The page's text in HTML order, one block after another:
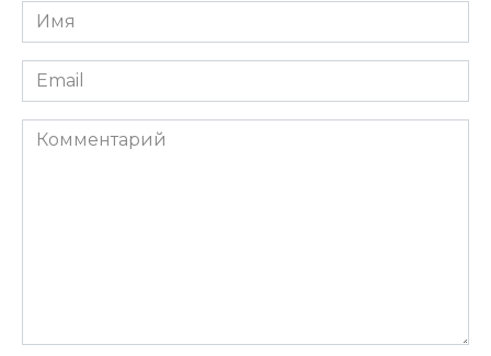
Имя
*
Email
*
Комментарий